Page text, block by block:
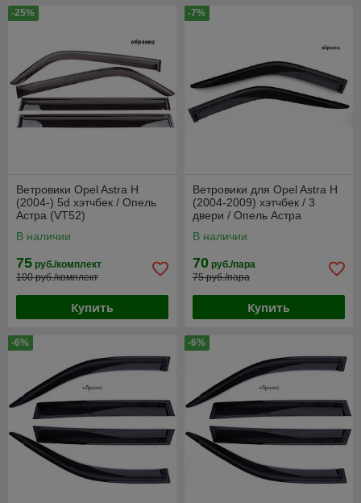
-25%
Ветровики Opel Astra H
(2004-) 5d хэтчбек / Опель
Астра (VT52)
В наличии
75 руб./комплект
100 руб./комплект
Купить
-7%
Ветровики для Opel Astra H
(2004-2009) хэтчбек / 3
двери / Опель Астра
В наличии
70 руб./пара
75 руб./пара
Купить
-6% -6%